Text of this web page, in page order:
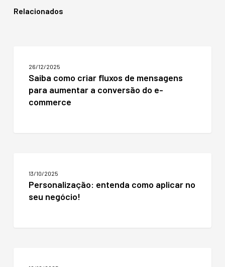
Relacionados
criar
fluxos
mensagens
commerce
26/12/2025
Saiba como criar fluxos de mensagens
para aumentar a conversão do e-
commerce
como
aplicar
13/10/2025
Personalização: entenda como aplicar no
seu negócio!